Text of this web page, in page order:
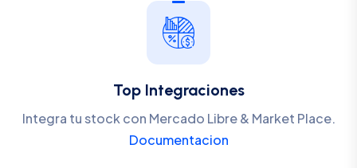
Top Integraciones
Integra tu stock con Mercado Libre & Market Place.
Documentacion